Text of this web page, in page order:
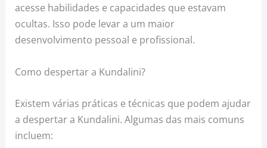
acesse habilidades e capacidades que estavam
ocultas. Isso pode levar a um maior
desenvolvimento pessoal e profissional.
Como despertar a Kundalini?
Existem várias práticas e técnicas que podem ajudar
a despertar a Kundalini. Algumas das mais comuns
incluem: